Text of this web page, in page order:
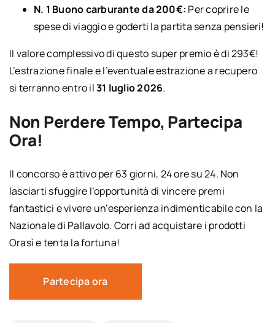
N. 1 Buono carburante da 200€: Per coprire le
spese di viaggio e goderti la partita senza pensieri!
Il valore complessivo di questo super premio è di 293€!
L’estrazione finale e l’eventuale estrazione a recupero
si terranno entro il31 luglio 2026.
Non Perdere Tempo, Partecipa
Ora!
Il concorso è attivo per 63 giorni, 24 ore su 24. Non
lasciarti sfuggire l’opportunità di vincere premi
fantastici e vivere un’esperienza indimenticabile con la
Nazionale di Pallavolo. Corri ad acquistare i prodotti
Orasì e tenta la fortuna!
Partecipa ora